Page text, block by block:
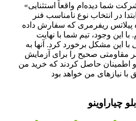
«سطح خدماتی که از شرکت شما دیده‌ام واقعاً استثنایی
در انتخاب نوع نامناسب فنر
پیلاتس ریفرمری که سفارش داده
با این وجود، تیم شما با نهایت
این مشکل برخورد کرد. آنها به
مقاومتی صحیح را برای آزمایش
اطمینان حاصل کردند که خرید من
چیاراوینو